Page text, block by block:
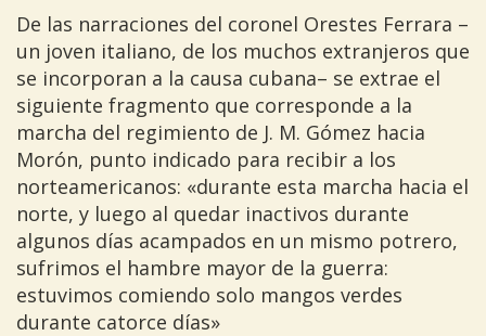
De las narraciones del coronel Orestes Ferrara –
un joven italiano, de los muchos extranjeros que
se incorporan a la causa cubana– se extrae el
siguiente fragmento que corresponde a la
marcha del regimiento de J. M. Gómez hacia
Morón, punto indicado para recibir a los
norteamericanos: «durante esta marcha hacia el
norte, y luego al quedar inactivos durante
algunos días acampados en un mismo potrero,
sufrimos el hambre mayor de la guerra:
estuvimos comiendo solo mangos verdes
durante catorce días»